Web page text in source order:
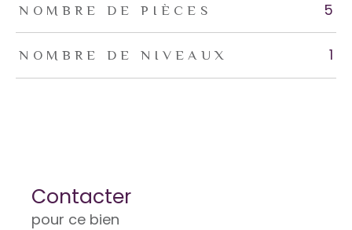
NOMBRE DE PIÈCES 5
NOMBRE DE NIVEAUX 1
Contacter
pour ce bien